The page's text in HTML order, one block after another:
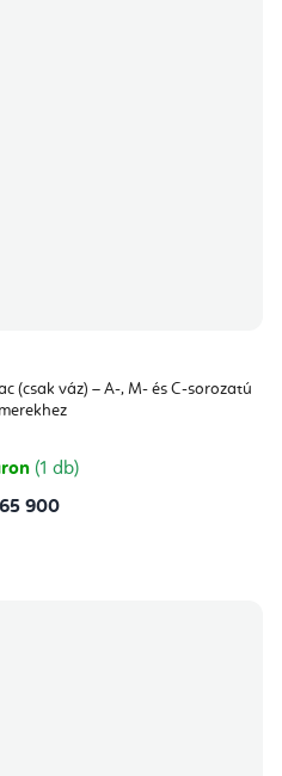
(csak váz) – A-, M- és C-sorozatú
(1 db)
900